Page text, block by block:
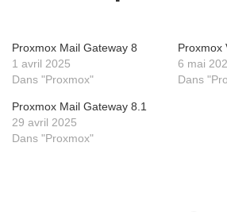
Proxmox Mail Gateway 8
1 avril 2025
Dans "Proxmox"
Proxmox
6 mai
Dans
Proxmox Mail Gateway 8.1
29 avril 2025
Dans "Proxmox"